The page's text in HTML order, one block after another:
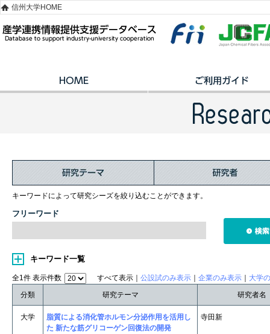
信州大学HOME
キーワードによって研究シーズを絞り込むことができます。
フリーワード
キーワード一覧
全1件 表示件数 すべて表示｜ 公設試のみ表示 企業のみ表示
大学
分類
研究テーマ 研究者名
大学
脂質による消化管ホルモン分泌作用を活用し
た 新たな筋グリコーゲン回復法の開発
寺田新